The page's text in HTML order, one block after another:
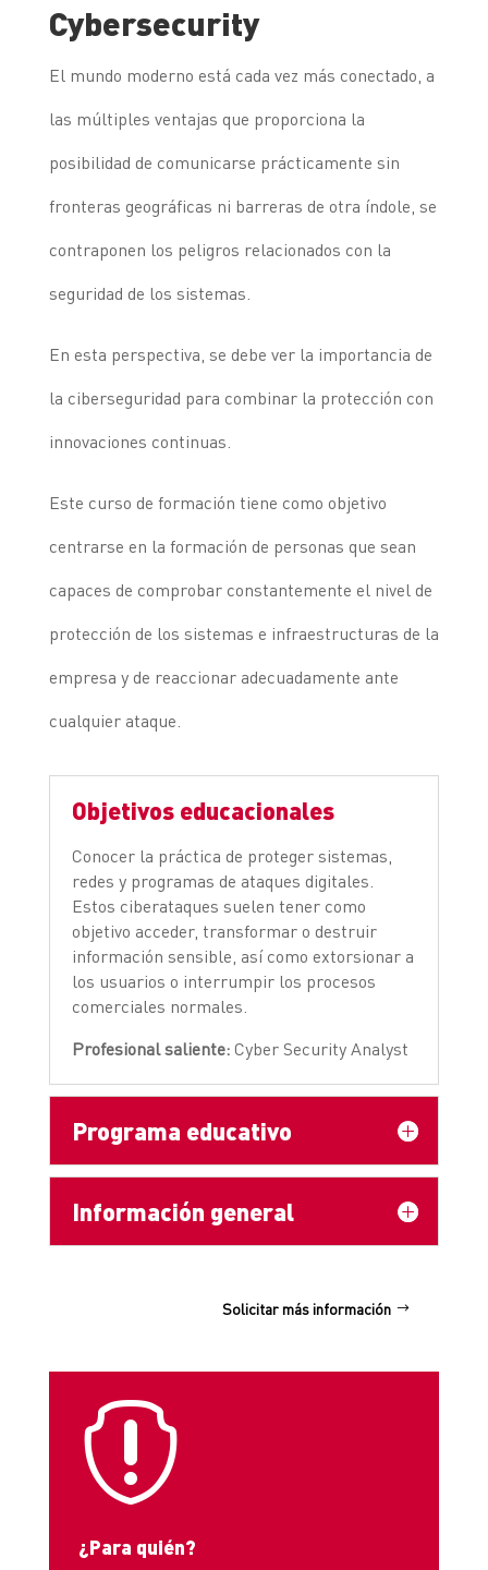
Cybersecurity
El mundo moderno está cada vez más conectado, a
las múltiples ventajas que proporciona la
posibilidad de comunicarse prácticamente sin
fronteras geográficas ni barreras de otra índole, se
contraponen los peligros relacionados con la
seguridad de los sistemas.
En esta perspectiva, se debe ver la importancia de
la ciberseguridad para combinar la protección con
innovaciones continuas.
Este curso de formación tiene como objetivo
centrarse en la formación de personas que sean
capaces de comprobar constantemente el nivel de
protección de los sistemas e infraestructuras de la
empresa y de reaccionar adecuadamente ante
cualquier ataque.
Objetivos educacionales
Conocer la práctica de proteger sistemas,
redes y programas de ataques digitales.
Estos ciberataques suelen tener como
objetivo acceder, transformar o destruir
información sensible, así como extorsionar a
los usuarios o interrumpir los procesos
comerciales normales.
Profesional saliente:Cyber Security Analyst
Programa educativo
Información general
Solicitar más información

¿Para quién?